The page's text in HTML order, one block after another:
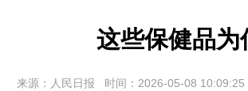
这些保健品为
来源：人民日报 时间：2026-05-08